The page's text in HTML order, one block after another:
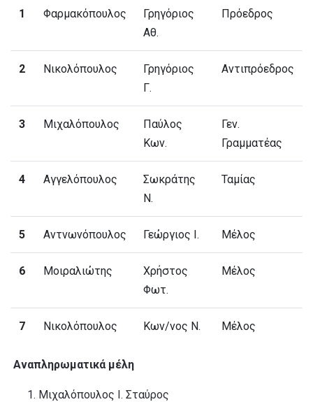
1 Φαρμακόπουλος
Γρηγόριος
Αθ.
Πρόεδρος
2 Νικολόπουλος
Γρηγόριος
Γ.
Αντιπρόεδρος
3 Μιχαλόπουλος
Παύλος
Κων.
Γεν.
Γραμματέας
4 Αγγελόπουλος
Σωκράτης
Ν.
Ταμίας
5 Αντνωνόπουλος Γεώργιος Ι. Μέλος
6 Μοιραλιώτης
Χρήστος
Φωτ.
Μέλος
7 Νικολόπουλος Κων/νος Ν. Μέλος
Αναπληρωματικά μέλη
Μιχαλόπουλος Ι. Σταύρος